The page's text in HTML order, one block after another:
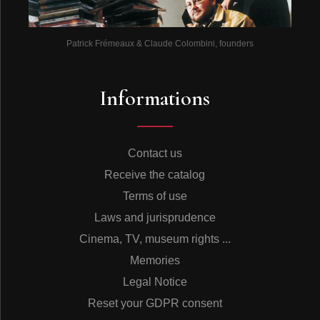
Au clair de la lune
Au clair de la lune
Mon ami Pierrot
C’est d’être avec toi
Les fleurs ont poussé
Fait de gros bouquets
5,6 dans un cirque
Patrick Frémeaux & Claude Colombini, founders
Informations
Contact us
Receive the catalog
Terms of use
Laws and jurisprudence
Cinema, TV, museum rights ...
Memories
Legal Notice
Reset your GDPR consent